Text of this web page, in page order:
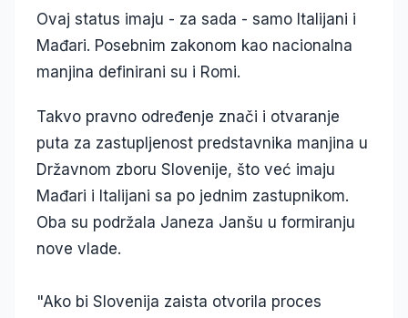
Ovaj status imaju - za sada - samo Italijani i
Mađari. Posebnim zakonom kao nacionalna
manjina definirani su i Romi.
Takvo pravno određenje znači i otvaranje
puta za zastupljenost predstavnika manjina u
Državnom zboru Slovenije, što već imaju
Mađari i Italijani sa po jednim zastupnikom.
Oba su podržala Janeza Janšu u formiranju
nove vlade.
"Ako bi Slovenija zaista otvorila proces